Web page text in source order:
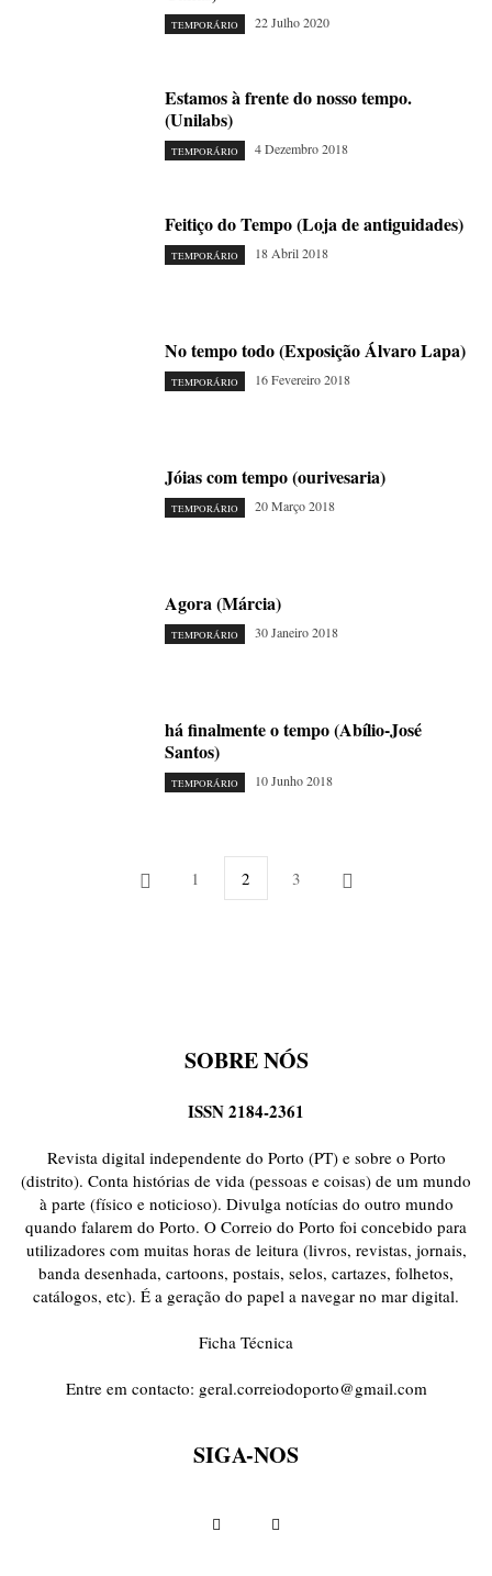
TEMPORÁRIO 22 Julho 2020
Estamos à frente do nosso tempo.
(Unilabs)
TEMPORÁRIO 4 Dezembro 2018
Feitiço do Tempo (Loja de antiguidades)
TEMPORÁRIO 18 Abril 2018
No tempo todo (Exposição Álvaro Lapa)
TEMPORÁRIO 16 Fevereiro 2018
Jóias com tempo (ourivesaria)
TEMPORÁRIO 20 Março 2018
Agora (Márcia)
TEMPORÁRIO 30 Janeiro 2018
há finalmente o tempo (Abílio-José
Santos)
TEMPORÁRIO 10 Junho 2018
1 2 3
SOBRE NÓS
ISSN 2184-2361
Revista digital independente do Porto (PT) e sobre o Porto
(distrito). Conta histórias de vida (pessoas e coisas) de um mundo
à parte (físico e noticioso). Divulga notícias do outro mundo
quando falarem do Porto. O Correio do Porto foi concebido para
utilizadores com muitas horas de leitura (livros, revistas, jornais,
banda desenhada, cartoons, postais, selos, cartazes, folhetos,
catálogos, etc). É a geração do papel a navegar no mar digital.
Ficha Técnica
Entre em contacto: geral.correiodoporto@gmail.com
SIGA-NOS